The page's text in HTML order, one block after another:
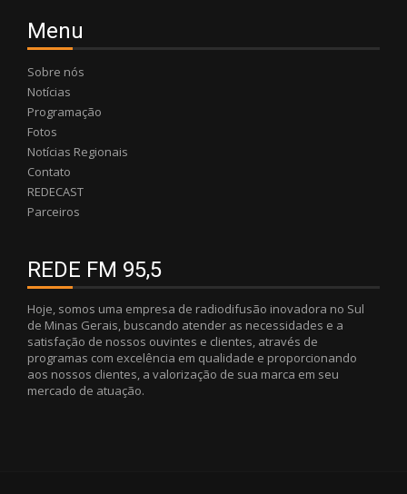
Menu
Sobre nós
Notícias
Programação
Fotos
Notícias Regionais
Contato
REDECAST
Parceiros
REDE FM 95,5
Hoje, somos uma empresa de radiodifusão inovadora no Sul
de Minas Gerais, buscando atender as necessidades e a
satisfação de nossos ouvintes e clientes, através de
programas com excelência em qualidade e proporcionando
aos nossos clientes, a valorização de sua marca em seu
mercado de atuação.